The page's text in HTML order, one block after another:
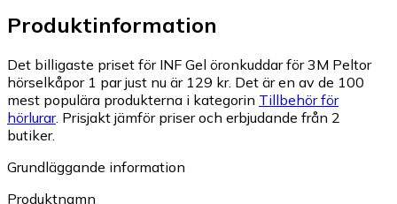
Produktinformation
Det billigaste priset för INF Gel öronkuddar för 3M Peltor
hörselkåpor 1 par just nu är 129 kr. Det är en av de 100
mest populära produkterna i kategorin Tillbehör för
hörlurar. Prisjakt jämför priser och erbjudande från 2
butiker.
Grundläggande information
Produktnamn